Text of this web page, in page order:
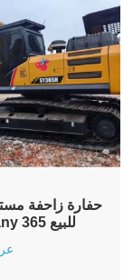
حفارة زاحفة
طراز Sany 365 للبيع